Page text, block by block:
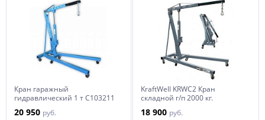
Кран гаражный
гидравлический 1 т C103211
20 950 руб.
KraftWell KRWC2 Кран
складной г/п 2000 кг.
18 900 руб.